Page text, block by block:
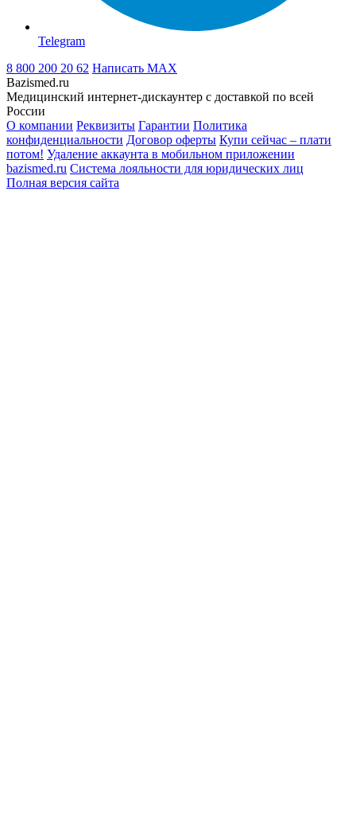
Telegram
8 800 200 20 62 Написать MAX
Bazismed.ru
Медицинский интернет-дискаунтер с доставкой по всей
России
О компании Реквизиты Гарантии Политика
конфиденциальности Договор оферты Купи сейчас – плати
потом! Удаление аккаунта в мобильном приложении
bazismed.ru Система лояльности для юридических лиц
Полная версия сайта